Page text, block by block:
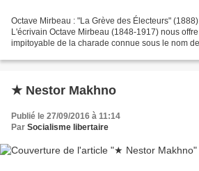
Octave Mirbeau : "La Grève des Électeurs"
L'écrivain Octave Mirbeau (1848-1917) nous
impitoyable de la charade connue sous le nom
★ Nestor Makhno
Publié le 27/09/2016 à 11:14
Par Socialisme libertaire